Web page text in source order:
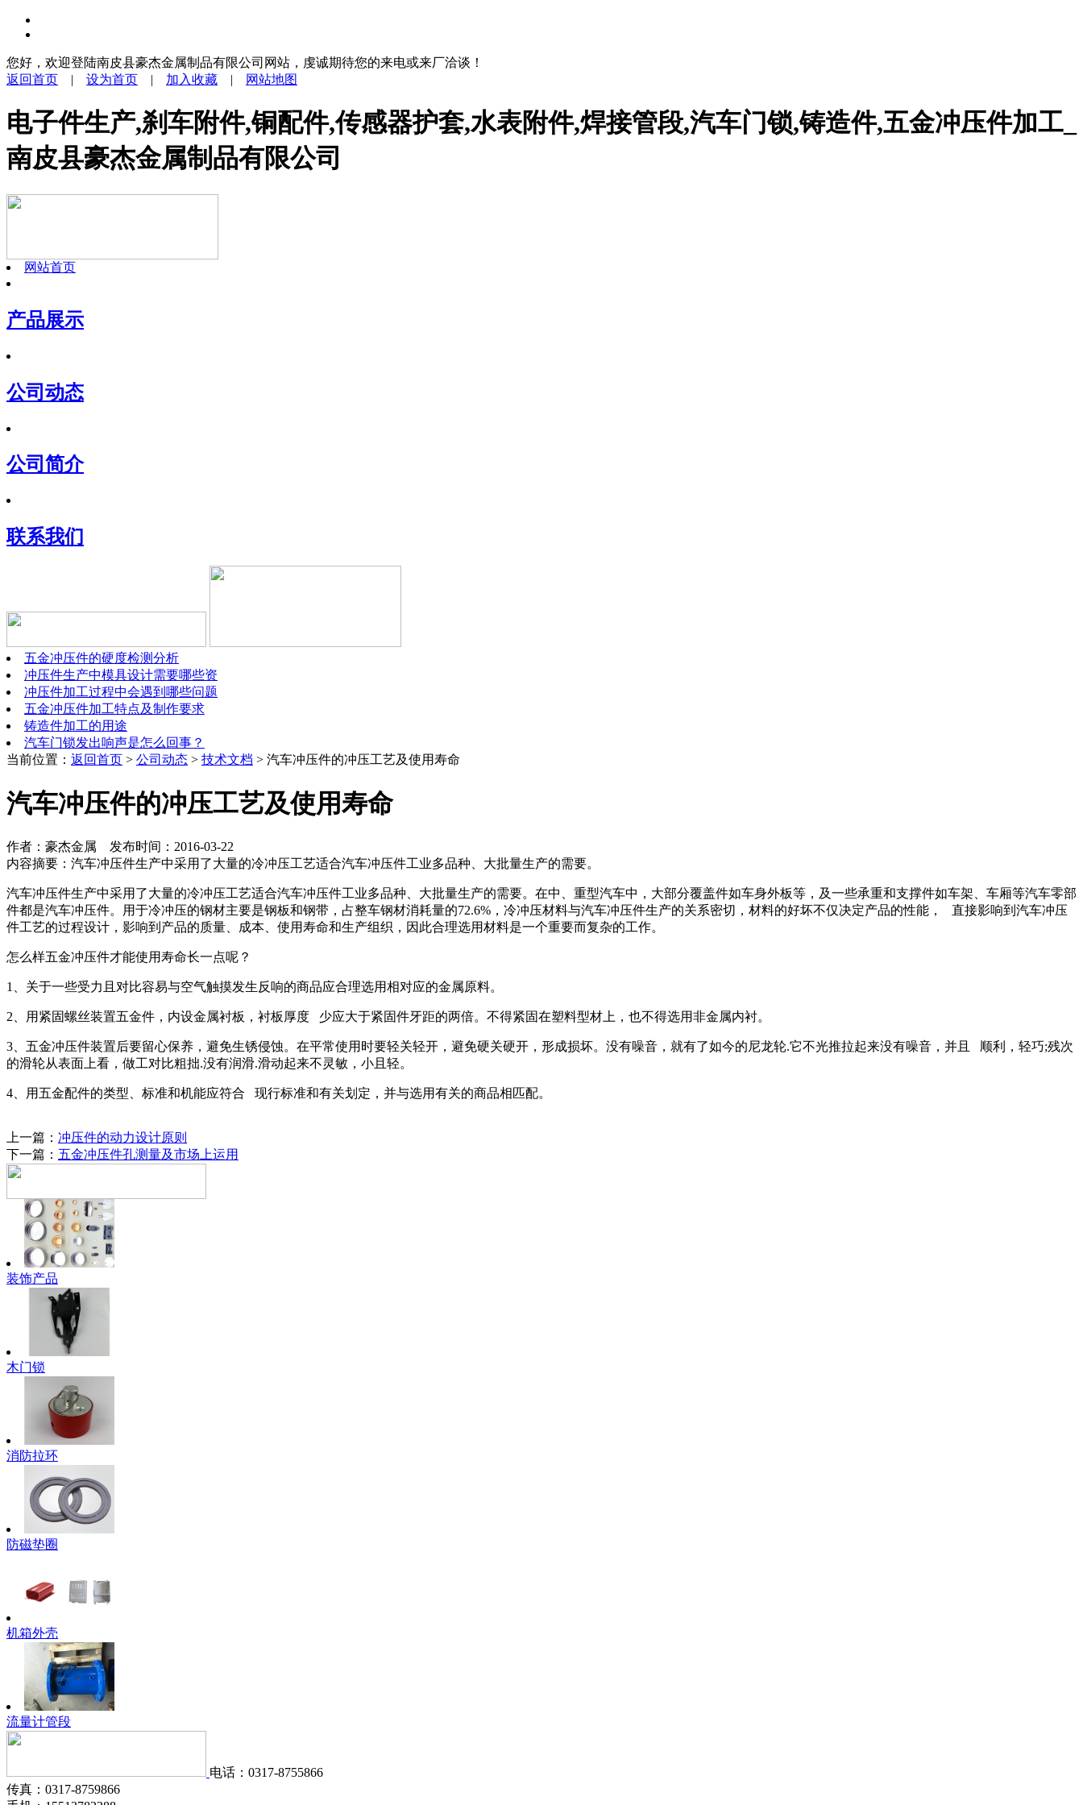
您好，欢迎登陆南皮县豪杰金属制品有限公司网站，虔诚期待您的来电或来厂洽谈！
返回首页 | 设为首页 | 加入收藏 | 网站地图
电子件生产,刹车附件,铜配件,传感器护套,水表附件,焊接管段,汽车门锁,铸造件,五金冲压件加工_
南皮县豪杰金属制品有限公司
网站首页
产品展示
公司动态
公司简介
联系我们
五金冲压件的硬度检测分析
冲压件生产中模具设计需要哪些资
冲压件加工过程中会遇到哪些问题
五金冲压件加工特点及制作要求
铸造件加工的用途
汽车门锁发出响声是怎么回事？
当前位置： 返回首页 > 公司动态 > 技术文档 > 汽车冲压件的冲压工艺及使用寿命
汽车冲压件的冲压工艺及使用寿命
作者：豪杰金属 发布时间：2016-03-22
内容摘要：汽车冲压件生产中采用了大量的冷冲压工艺适合汽车冲压件工业多品种、大批量生产的需要。
汽车冲压件生产中采用了大量的冷冲压工艺适合汽车冲压件工业多品种、大批量生产的需要。在中、重型汽车中，大部分覆盖件如车身外板等，及一些承重和支撑件如车架、车厢等汽车零部
件都是汽车冲压件。用于冷冲压的钢材主要是钢板和钢带，占整车钢材消耗量的72.6%，冷冲压材料与汽车冲压件生产的关系密切，材料的好坏不仅决定产品的性能， 直接影响到汽车冲压
件工艺的过程设计，影响到产品的质量、成本、使用寿命和生产组织，因此合理选用材料是一个重要而复杂的工作。
怎么样五金冲压件才能使用寿命长一点呢？
1、关于一些受力且对比容易与空气触摸发生反响的商品应合理选用相对应的金属原料。
2、用紧固螺丝装置五金件，内设金属衬板，衬板厚度 少应大于紧固件牙距的两倍。不得紧固在塑料型材上，也不得选用非金属内衬。
3、五金冲压件装置后要留心保养，避免生锈侵蚀。在平常使用时要轻关轻开，避免硬关硬开，形成损坏。没有噪音，就有了如今的尼龙轮.它不光推拉起来没有噪音，并且 顺利，轻巧;残次
的滑轮从表面上看，做工对比粗拙.没有润滑.滑动起来不灵敏，小且轻。
4、用五金配件的类型、标准和机能应符合 现行标准和有关划定，并与选用有关的商品相匹配。
上一篇： 冲压件的动力设计原则
下一篇： 五金冲压件孔测量及市场上运用
装饰产品
木门锁
消防拉环
防磁垫圈
机箱外壳
流量计管段
电话：0317-8755866
传真：0317-8759866